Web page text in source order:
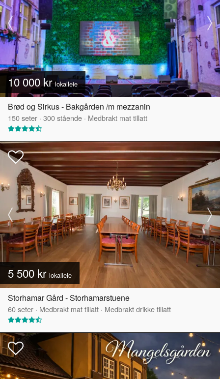
10 000 kr lokalleie
Brød og Sirkus - Bakgården /m mezzanin
150seter · 300stående · Medbrakt mat tillatt
5 500 kr lokalleie
Storhamar Gård - Storhamarstuene
60seter · Medbrakt mat tillatt · Medbrakt drikke tillatt